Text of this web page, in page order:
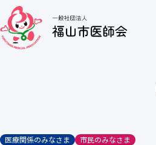
医療関係のみなさま
市民のみなさま